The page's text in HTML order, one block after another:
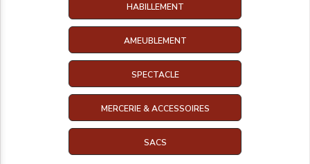
HABILLEMENT
AMEUBLEMENT
SPECTACLE
MERCERIE & ACCESSOIRES
SACS